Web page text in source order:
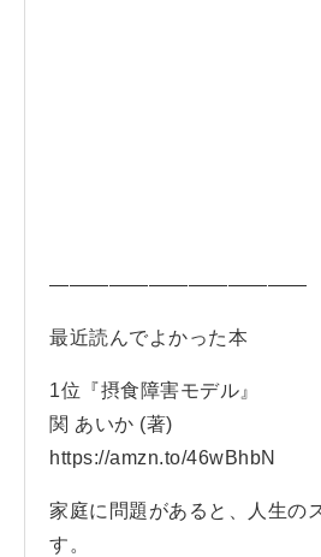
—————————————
最近読んでよかった本
1位『摂食障害モデル』
関 あいか (著)
https://amzn.to/46wBhbN
家庭に問題があると、人生の
す。